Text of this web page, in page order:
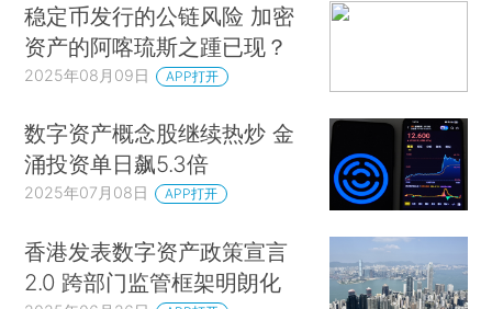
稳定币发行的公链风险 加密
资产的阿喀琉斯之踵已现？
2025年08月09日 APP打开
数字资产概念股继续热炒 金
涌投资单日飙5.3倍
2025年07月08日 APP打开
香港发表数字资产政策宣言
2.0 跨部门监管框架明朗化